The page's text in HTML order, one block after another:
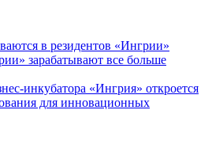
в резидентов «Ингрии»
зарабатывают все больше
инкубатора «Ингрия» откроется
для инновационных